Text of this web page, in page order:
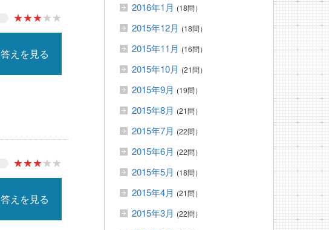
★★★★★
答えを見る
★★★★★
答えを見る
2016年1月 (18問）
2015年12月 (18問）
2015年11月 (16問）
2015年10月 (21問）
2015年9月 (19問）
2015年8月 (21問）
2015年7月 (22問）
2015年6月 (22問）
2015年5月 (18問）
2015年4月 (21問）
2015年3月 (22問）